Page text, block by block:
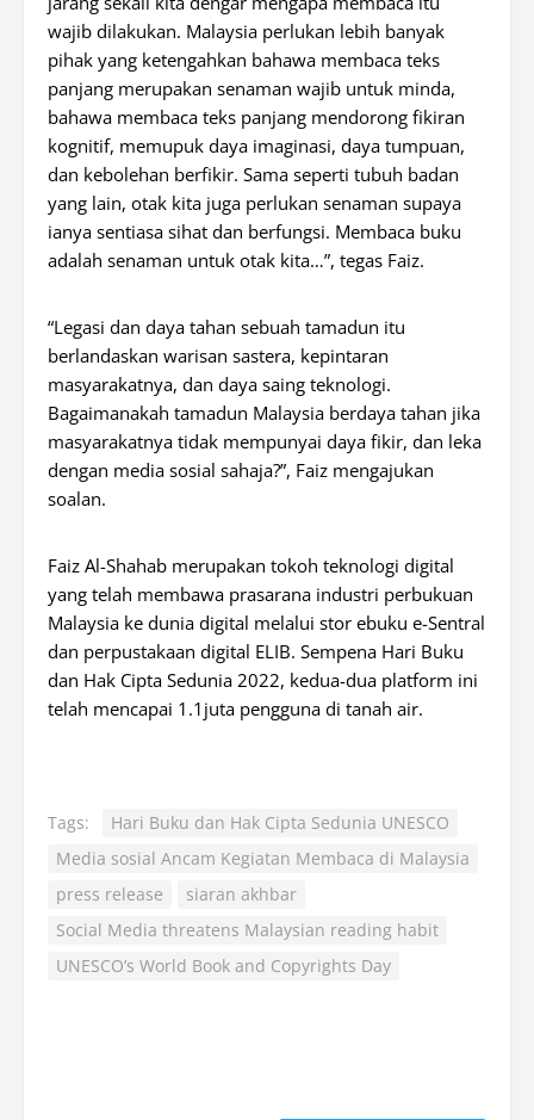
wajib dilakukan. Malaysia perlukan lebih banyak
pihak yang ketengahkan bahawa membaca teks
panjang merupakan senaman wajib untuk minda,
bahawa membaca teks panjang mendorong fikiran
kognitif, memupuk daya imaginasi, daya tumpuan,
dan kebolehan berfikir. Sama seperti tubuh badan
yang lain, otak kita juga perlukan senaman supaya
ianya sentiasa sihat dan berfungsi. Membaca buku
adalah senaman untuk otak kita…”, tegas Faiz.
“Legasi dan daya tahan sebuah tamadun itu
berlandaskan warisan sastera, kepintaran
masyarakatnya, dan daya saing teknologi.
Bagaimanakah tamadun Malaysia berdaya tahan jika
masyarakatnya tidak mempunyai daya fikir, dan leka
dengan media sosial sahaja?”, Faiz mengajukan
soalan.
Faiz Al-Shahab merupakan tokoh teknologi digital
yang telah membawa prasarana industri perbukuan
Malaysia ke dunia digital melalui stor ebuku e-Sentral
dan perpustakaan digital ELIB. Sempena Hari Buku
dan Hak Cipta Sedunia 2022, kedua-dua platform ini
telah mencapai 1.1juta pengguna di tanah air.
Tags:
Hari Buku dan Hak Cipta Sedunia UNESCO
Media sosial Ancam Kegiatan Membaca di Malaysia
press release
siaran akhbar
Social Media threatens Malaysian reading habit
UNESCO’s World Book and Copyrights Day